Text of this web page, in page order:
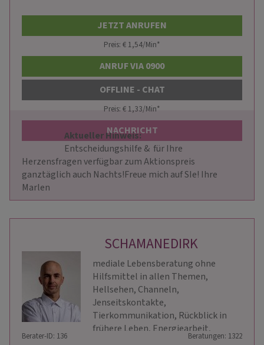
JETZT ANRUFEN
Preis: € 1,54/Min*
ANRUF VIA 0900
OFFLINE - CHAT
Preis: € 1,33/Min*
NACHRICHT
Aktueller Hinweis:
Herzensfragen verfügbar zum Aktionspreis
ganztäglich auch Nachts!Freue mich auf SIe! Ihre
Marlen
SCHAMANEDIRK
mediale Lebensberatung ohne
Hilfsmittel in allen Themen,
Hellsehen, Channeln,
Jenseitskontakte,
Tierkommunikation, Rückblick in
frühere Leben, Energiearbeit,
Berater-ID: 136 Beratungen: 1322